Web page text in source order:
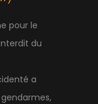
pour le
du
a